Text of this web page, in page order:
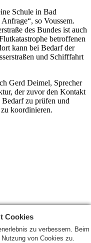
Schule in Bad
so Voussem.
des Bundes ist auch
betroffenen
kann bei Bedarf der
und Schifffahrt
Gerd Deimel, Sprecher
der zuvor den Kontakt
Bedarf zu prüfen und
koordinieren.
Cookies
zu verbessern. Beim
von Cookies zu.